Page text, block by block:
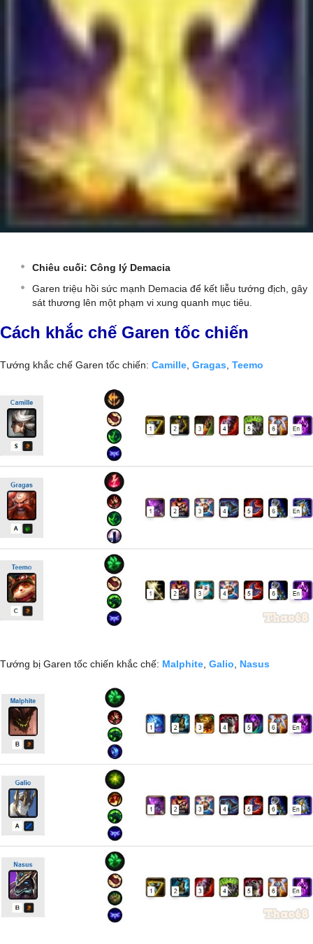
Chiêu cuối: Công lý Demacia
Garen triệu hồi sức mạnh Demacia để kết liễu tướng địch, gây
sát thương lên một phạm vi xung quanh mục tiêu.
Cách khắc chế Garen tốc chiến
Tướng khắc chế Garen tốc chiến: Camille Gragas Teemo
Tướng bị Garen tốc chiến khắc chế: Malphite Galio Nasus